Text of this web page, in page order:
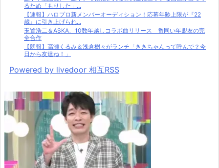
るため「もりした」...
【速報】ハロプロ新メンバーオーディション！応募年齢上限が『22
歳』に引き上げられ...
玉置浩二＆ASKA、10数年越しコラボ曲リリース 番同い年盟友の完
全合作
【朗報】高瀬くるみ＆浅倉樹々がランチ「ききちゃんって呼んで？今
日から友達ね！」
Powered by livedoor 相互RSS